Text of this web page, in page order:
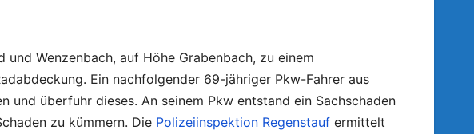
Wenzenbach, auf Höhe Grabenbach, zu einem
Ein nachfolgender 69-jähriger Pkw-Fahrer aus
und überfuhr dieses. An seinem Pkw entstand ein Sachschaden
zu kümmern. Die Polizeiinspektion Regenstauf ermittelt